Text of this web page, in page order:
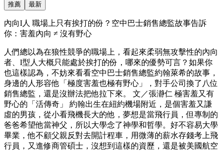
推薦 最新
內向I人 職場上只有挨打的份？空中巴士銷售總監故事告訴
你：害羞內向 ≠ 沒有野心
人們總以為在狼性競爭的職場上，看起來柔弱無攻擊性的內向
者、I型人大概只能處於挨打的份，哪來的優勢可言？如果你
也這樣認為，不妨來看看空中巴士銷售總監約翰萊希的故事，
身邊的人形容他「極度害羞也極有野心」，對手公司換了八位
銷售總監，還是沒辦法把他拉下來。 文／張瀞仁 極害羞又有
野心的「活傳奇」 約翰出生在紐約機場附近，是個害羞又謙
虛的男孩，從小看飛機長大的他，夢想是當飛行員，但專制的
爸爸希望他當神父，所以大學念了神學和哲學。好不容易大學
畢業，他不顧父親反對去開計程車，用微薄的薪水存錢考上飛
行員，又進修商管碩士，沒想到這樣的資歷，還是被美國航空